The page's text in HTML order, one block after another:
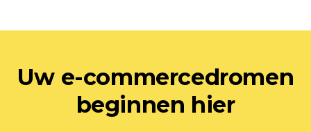
Uw e-commercedromen
beginnen hier